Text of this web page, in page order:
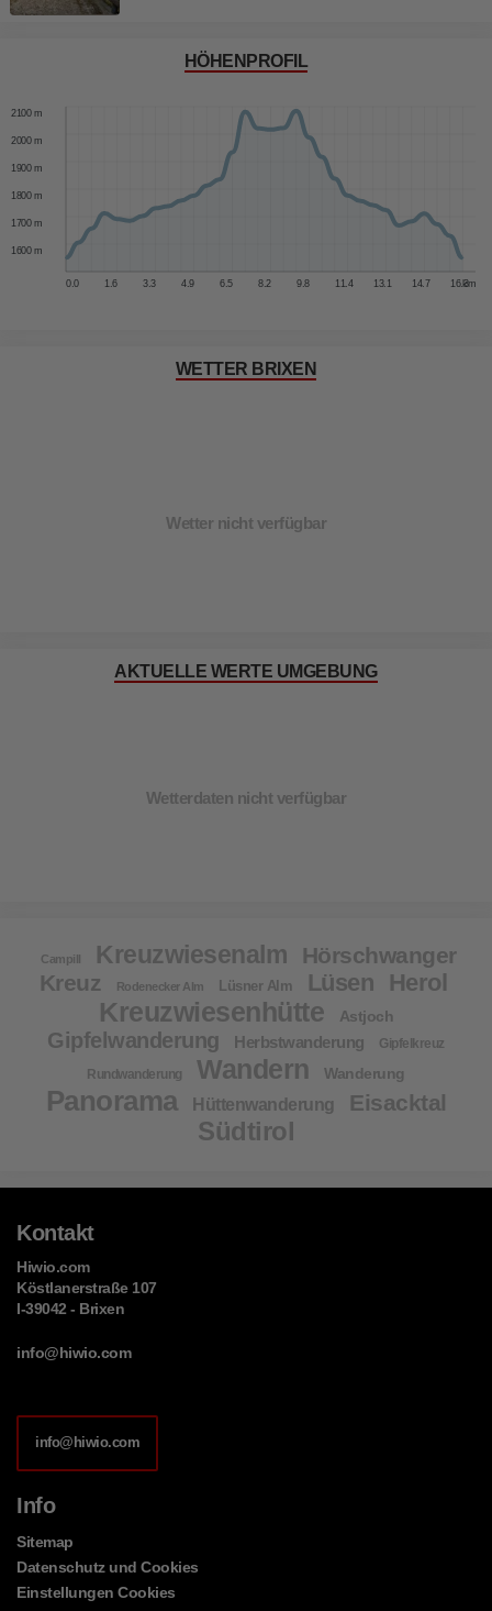
HÖHENPROFIL
0.0 1.6 3.3 4.9 6.5 8.2 9.8 11.4 13.1 14.7 16.3km
1600 m
1700 m
1800 m
1900 m
2000 m
2100 m
WETTER BRIXEN
Wetter nicht verfügbar
AKTUELLE WERTE UMGEBUNG
Wetterdaten nicht verfügbar
Campill Kreuzwiesenalm
Hörschwanger
Kreuz
Rodenecker Alm Lüsner Alm Lüsen Herol
Kreuzwiesenhütte Astjoch
Gipfelwanderung Herbstwanderung
Gipfelkreuz
Rundwanderung
Wandern Wanderung
Panorama Hüttenwanderung Eisacktal
Südtirol
Kontakt
Hiwio.com
Köstlanerstraße 107
I-39042 - Brixen
info@hiwio.com
info@hiwio.com
Info
Sitemap
Datenschutz und Cookies
Einstellungen Cookies